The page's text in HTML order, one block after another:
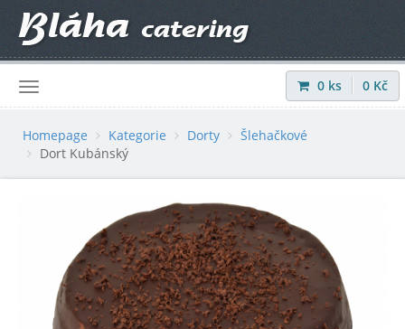
Přihlásit |Registrovat
0 ks 0 Kč
Homepage Kategorie Dorty
Šlehačkové
Dort Kubánský